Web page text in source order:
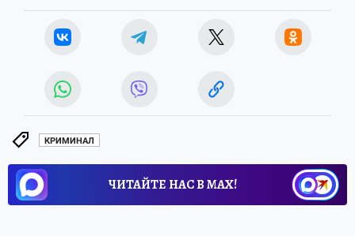
КРИМИНАЛ
ЧИТАЙТЕ НАС В МАХ!